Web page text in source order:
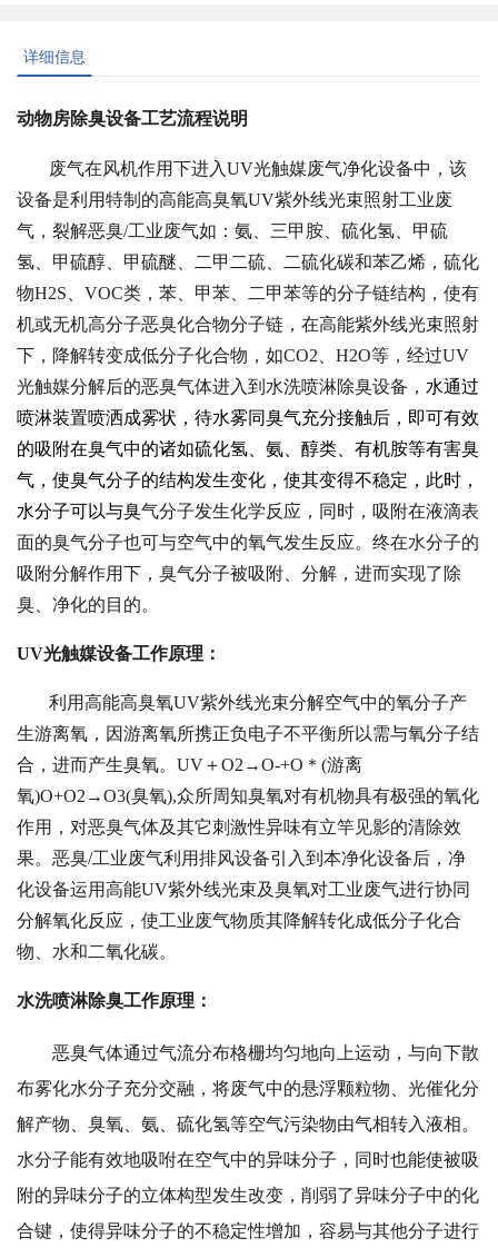
详细信息
动物房除臭设备工艺流程说明
废气在风机作用下进入UV光触媒废气净化设备中，该
设备是利用特制的高能高臭氧UV紫外线光束照射工业废
气，裂解恶臭/工业废气如：氨、三甲胺、硫化氢、甲硫
氢、甲硫醇、甲硫醚、二甲二硫、二硫化碳和苯乙烯，硫化
物H2S、VOC类，苯、甲苯、二甲苯等的分子链结构，使有
机或无机高分子恶臭化合物分子链，在高能紫外线光束照射
下，降解转变成低分子化合物，如CO2、H2O等，经过UV
光触媒分解后的恶臭气体进入到水洗喷淋除臭设备， 水通过
喷淋装置喷洒成雾状，待水雾同臭气充分接触后，即可有效
的吸附在臭气中的诸如硫化氢、氨、醇类、有机胺等有害臭
气，使臭气分子的结构发生变化，使其变得不稳定，此时，
水分子可以与臭气分子发生化学反应，同时，吸附在液滴表
面的臭气分子也可与空气中的氧气发生反应。终在水分子的
吸附分解作用下，臭气分子被吸附、分解，进而实现了除
臭、净化的目的。
UV光触媒设备工作原理：
利用高能高臭氧UV紫外线光束分解空气中的氧分子产
生游离氧，因游离氧所携正负电子不平衡所以需与氧分子结
合，进而产生臭氧。UV＋O2→O-+O＊(游离
氧)O+O2→O3(臭氧),众所周知臭氧对有机物具有极强的氧化
作用，对恶臭气体及其它刺激性异味有立竿见影的清除效
果。恶臭/工业废气利用排风设备引入到本净化设备后，净
化设备运用高能UV紫外线光束及臭氧对工业废气进行协同
分解氧化反应，使工业废气物质其降解转化成低分子化合
物、水和二氧化碳。
水洗喷淋除臭工作原理：
恶臭气体通过气流分布格栅均匀地向上运动，与向下散
布雾化水分子充分交融，将废气中的悬浮颗粒物、光催化分
解产物、臭氧、氨、硫化氢等空气污染物由气相转入液相。
水分子能有效地吸咐在空气中的异味分子，同时也能使被吸
附的异味分子的立体构型发生改变，削弱了异味分子中的化
合键，使得异味分子的不稳定性增加，容易与其他分子进行